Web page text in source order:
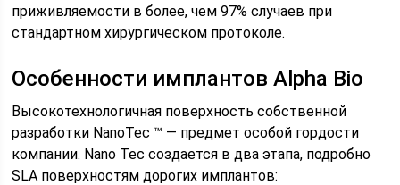
приживляемости в более, чем 97% случаев при
стандартном хирургическом протоколе.
Особенности имплантов Alpha Bio
Высокотехнологичная поверхность собственной
разработки NanoTec ™ — предмет особой гордости
компании. Nano Tec создается в два этапа, подробно
SLA поверхностям дорогих имплантов: